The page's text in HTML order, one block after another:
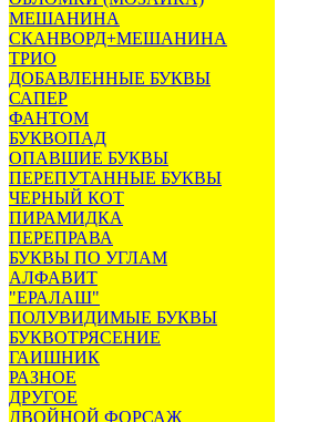
МЕШАНИНА
СКАНВОРД+МЕШАНИНА
ТРИО
ДОБАВЛЕННЫЕ БУКВЫ
САПЕР
ФАНТОМ
БУКВОПАД
ОПАВШИЕ БУКВЫ
ПЕРЕПУТАННЫЕ БУКВЫ
ЧЕРНЫЙ КОТ
ПИРАМИДКА
ПЕРЕПРАВА
БУКВЫ ПО УГЛАМ
АЛФАВИТ
"ЕРАЛАШ"
ПОЛУВИДИМЫЕ БУКВЫ
БУКВОТРЯСЕНИЕ
ГАИШНИК
РАЗНОЕ
ДРУГОЕ
ДВОЙНОЙ ФОРСАЖ